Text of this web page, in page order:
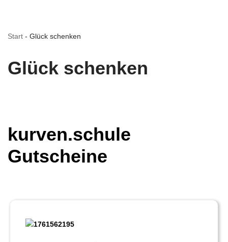
Start - Glück schenken
Glück schenken
kurven.schule
Gutscheine